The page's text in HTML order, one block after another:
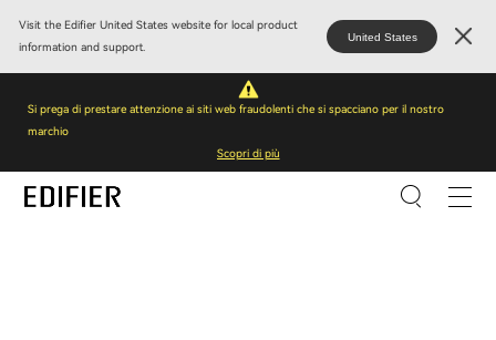
Visit the Edifier United States website for local product
information and support.
United States
Si prega di prestare attenzione ai siti web fraudolenti che si spacciano per il nostro
marchio
Scopri di più